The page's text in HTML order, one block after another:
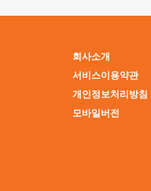
회사소개
서비스이용약관
개인정보처리방침
모바일버전